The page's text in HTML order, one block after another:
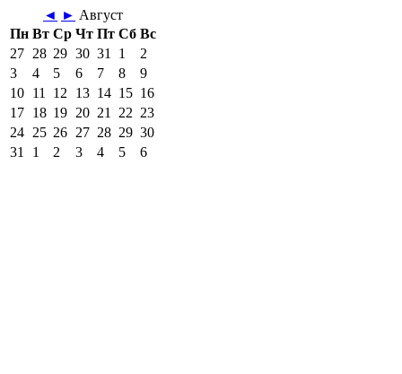
◄ ► Август
Пн Вт Ср Чт Пт Сб Вс
27 28 29 30 31 1
2
3
4 5 6 7 8
9
10 11 12 13 14 15 16
17 18 19 20 21 22 23
24 25 26 27 28 29 30
31
1 2 3 4 5 6